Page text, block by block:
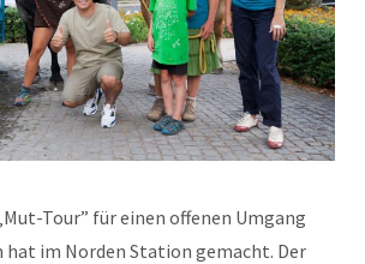
Tour” für einen offenen Umgang
hat im Norden Station gemacht. Der